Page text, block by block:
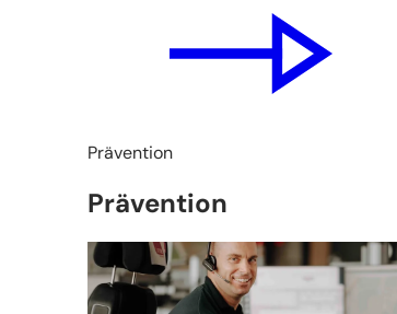
Prävention
Prävention